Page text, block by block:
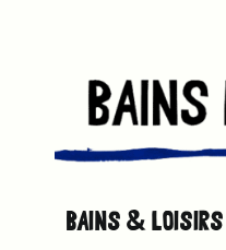
BAINS & LOISIRS